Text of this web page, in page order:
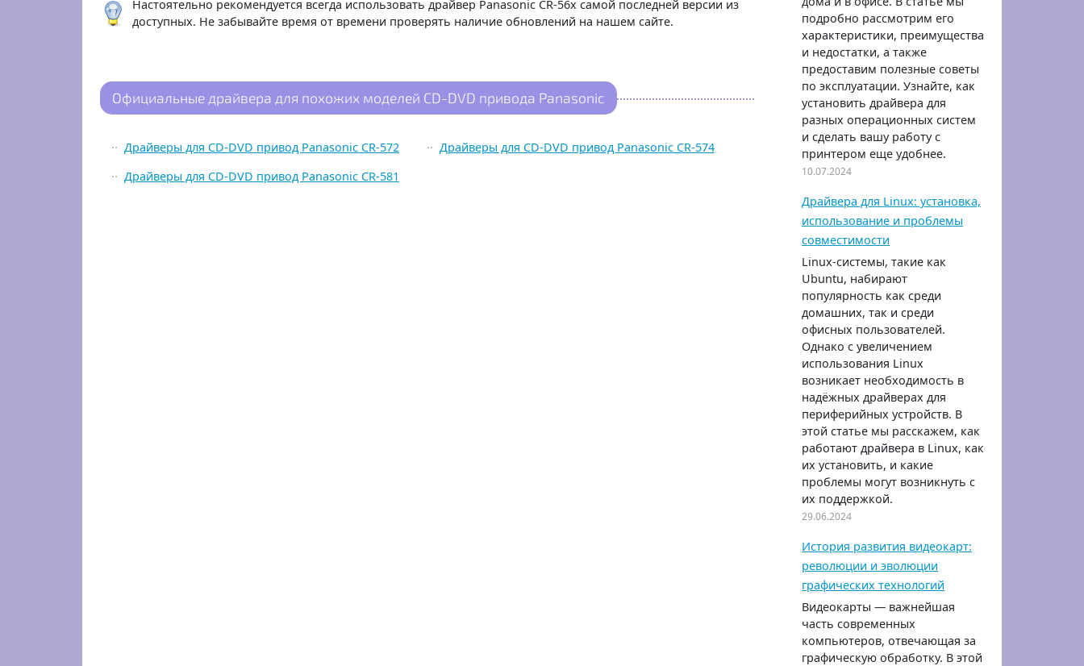
Настоятельно рекомендуется всегда использовать драйвер Panasonic CR-56x самой последней версии из
доступных. Не забывайте время от времени проверять наличие обновлений на нашем сайте.
Официальные драйвера для похожих моделей CD-DVD привода Panasonic
Драйверы для CD-DVD привод Panasonic CR-572
Драйверы для CD-DVD привод Panasonic CR-574
Драйверы для CD-DVD привод Panasonic CR-581
подробно рассмотрим его
характеристики, преимущества
и недостатки, а также
предоставим полезные советы
по эксплуатации. Узнайте, как
установить драйвера для
разных операционных систем
и сделать вашу работу с
принтером еще удобнее.
10.07.2024
Драйвера для Linux: установка,
использование и проблемы
совместимости
Linux-системы, такие как
Ubuntu, набирают
популярность как среди
домашних, так и среди
офисных пользователей.
Однако с увеличением
использования Linux
возникает необходимость в
надёжных драйверах для
периферийных устройств. В
этой статье мы расскажем, как
работают драйвера в Linux, как
их установить, и какие
проблемы могут возникнуть с
их поддержкой.
29.06.2024
История развития видеокарт:
революции и эволюции
графических технологий
Видеокарты — важнейшая
часть современных
компьютеров, отвечающая за
графическую обработку. В этой